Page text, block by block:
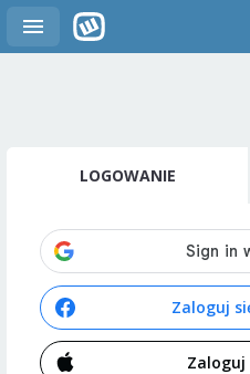
LOGOWANIE
Zaloguj
Zaloguj